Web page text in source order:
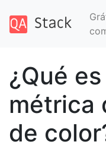
¿Qué
métrica
de